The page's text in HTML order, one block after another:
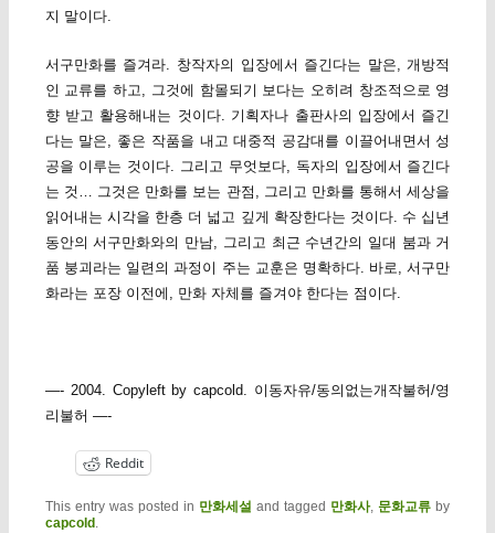
지 말이다.
서구만화를 즐겨라. 창작자의 입장에서 즐긴다는 말은, 개방적
인 교류를 하고, 그것에 함몰되기 보다는 오히려 창조적으로 영
향 받고 활용해내는 것이다. 기획자나 출판사의 입장에서 즐긴
다는 말은, 좋은 작품을 내고 대중적 공감대를 이끌어내면서 성
공을 이루는 것이다. 그리고 무엇보다, 독자의 입장에서 즐긴다
는 것… 그것은 만화를 보는 관점, 그리고 만화를 통해서 세상을
읽어내는 시각을 한층 더 넓고 깊게 확장한다는 것이다. 수 십년
동안의 서구만화와의 만남, 그리고 최근 수년간의 일대 붐과 거
품 붕괴라는 일련의 과정이 주는 교훈은 명확하다. 바로, 서구만
화라는 포장 이전에, 만화 자체를 즐겨야 한다는 점이다.
—- 2004. Copyleft by capcold. 이동자유/동의없는개작불허/영
리불허 —-
Reddit
This entry was posted in 만화세설 and tagged 만화사,문화교류 by
capcold .